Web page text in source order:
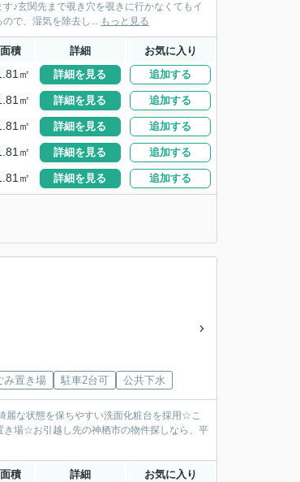
♪玄関先まで覗き穴を覗きに行かなくてもイ
で、湿気を除去し... もっと見る
面積 詳細 お気に入り
㎡ 詳細を見る 追加する
㎡ 詳細を見る 追加する
㎡ 詳細を見る 追加する
㎡ 詳細を見る 追加する
㎡ 詳細を見る 追加する
み置き場 駐車2台可 公共下水
麗な状態を保ちやすい洗面化粧台を採用☆こ
場☆お引越し先の神栖市の物件探しなら、平
面積 詳細 お気に入り